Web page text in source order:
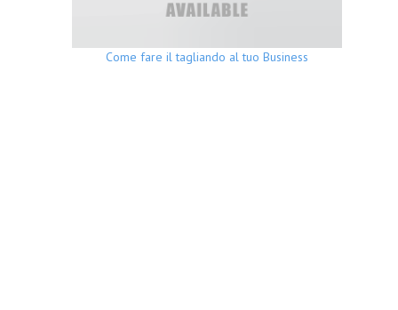
Come fare il tagliando al tuo Business